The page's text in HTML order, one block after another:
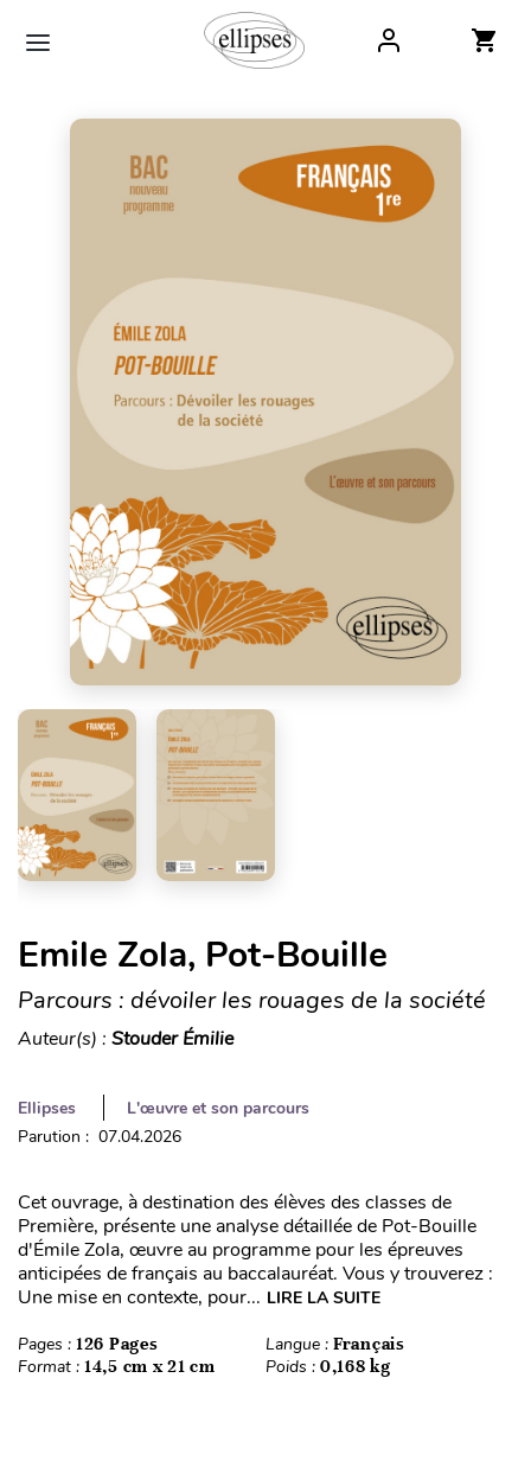
Emile Zola, Pot-Bouille
Parcours : dévoiler les rouages de la société
Auteur(s) : Stouder Émilie
Ellipses
L'œuvre et son parcours
Parution : 07.04.2026
Cet ouvrage, à destination des élèves des classes de
Première, présente une analyse détaillée de Pot-Bouille
d'Émile Zola, œuvre au programme pour les épreuves
anticipées de français au baccalauréat. Vous y trouverez :
Une mise en contexte, pour... LIRE LA SUITE
Pages : 126 Pages Langue : Français
Format : 14,5 cm x 21 cm Poids : 0,168 kg